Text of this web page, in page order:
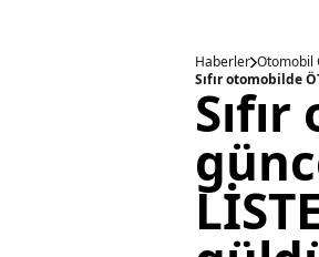
Haberler Otomobil